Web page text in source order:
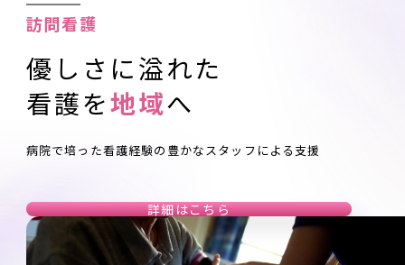
訪問看護
優しさに溢れた
看護を地域へ
病院で培った看護経験の豊かなスタッフによる支援
詳細はこちら